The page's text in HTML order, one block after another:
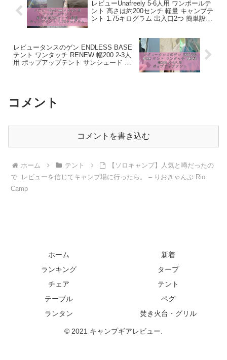
レビューUnafreely 5-6人用 ワンポールテ
ント 高さは約200センチ 軽量 キャンプテ
ント 1.75キログラム 出入口2つ 簡単設営
レビュータンスのゲン ENDLESS BASE
テント ワンタッチ RENEW 幅200 2-3人
用 ポップアップテント サンシェード 耐
コメント
コメントを書き込む
ホーム テント
【ソロキャンプ】人気と噂だったの
で..レビューを信じてキャンプ場に行ったら。 – りおきゃんぷ Rio
Camp
ホーム
新着
ランキング
タープ
チェア
テント
テーブル
ペグ
ランタン
焚き火台・グリル
© 2021 キャンプギアレビュー.